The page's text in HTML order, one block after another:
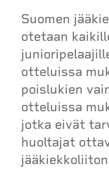
Suomen
otetaan
otteluissa
poislukien
otteluissa
jotka eivät
huoltajat